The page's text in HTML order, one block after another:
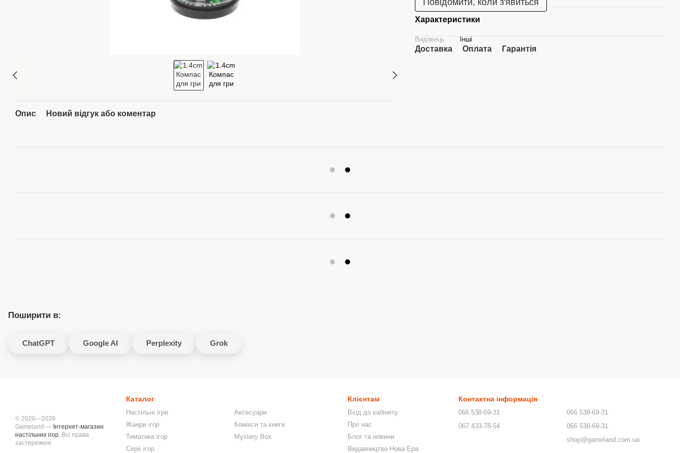
Опис Новий відгук або коментар
Повідомити, коли з'явиться
Характеристики
Видавець Інші
Доставка Оплата Гарантія
Поширити в:
ChatGPT Google AI Perplexity Grok
© 2020—2026
Gameland — Інтернет-магазин
настільних ігор. Всі права
застережені
Каталог
Настільні ігри
Жанри ігор
Тематика ігор
Серії ігор
Аксесуари
Комікси та книги
Mystery Box
Клієнтам
Вхід до кабінету
Про нас
Блог та новини
Видавництво Нова Ера
Контактна інформація
066 538-69-31
067 433-78-54
066 538-69-31
066 538-69-31
shop@gameland.com.ua